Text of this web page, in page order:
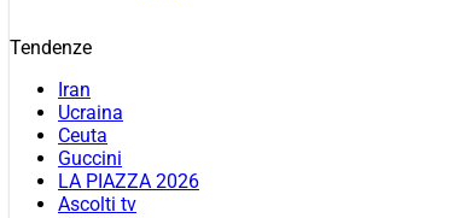
Tendenze
Iran
Ucraina
Ceuta
Guccini
LA PIAZZA 2026
Ascolti tv